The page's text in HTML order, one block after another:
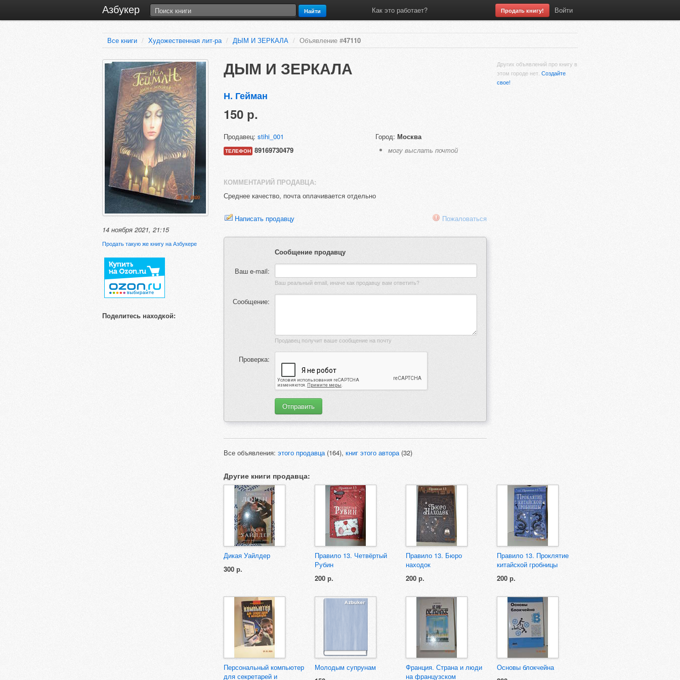
Азбукер Найти Как это работает? Продать книгу! Войти
Все книги / Художественная лит-ра / ДЫМ И ЗЕРКАЛА / Объявление #47110
14 ноября 2021, 21:15
Продать такую же книгу на Азбукере
Поделитесь находкой:
ДЫМ И ЗЕРКАЛА
Н. Гейман
150 р.
Продавец: stihi_001
ТЕЛЕФОН 89169730479
Город: Москва
могу выслать почтой
КОММЕНТАРИЙ ПРОДАВЦА:
Среднее качество, почта оплачивается отдельно
Написать продавцу Пожаловаться
Сообщение продавцу
Ваш e-mail:
Ваш реальный email, иначе как продавцу вам ответить?
Сообщение:
Продавец получит ваше сообщение на почту
Проверка:
Все объявления: этого продавца(164), книг этого автора(32)
Других объявлений про книгу в
этом городе нет. Создайте
свое!
Другие книги продавца:
Дикая Уайлдер
300 р.
Правило 13. Четвёртый
Рубин
200 р.
Правило 13. Бюро
находок
200 р.
Правило 13. Проклятие
китайской гробницы
200 р.
Персональный компьютер
для секретарей и
Молодым супрунам
Франция. Страна и люди
на французском
Основы блокчейна